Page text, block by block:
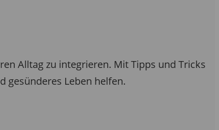
Alltag zu integrieren. Mit Tipps und Tricks
gesünderes Leben helfen.